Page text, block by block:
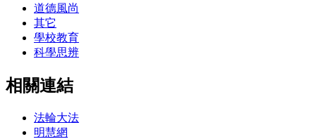
道德風尚
其它
學校教育
科學思辨
相關連結
法輪大法
明慧網